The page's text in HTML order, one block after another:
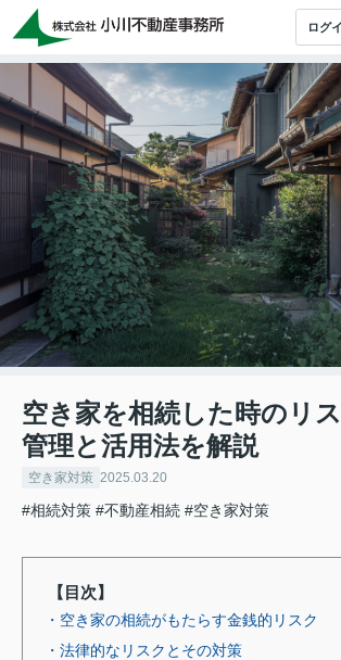
ログ
空き家を相続した時のリ
管理と活用法を解説
空き家対策 2025.03.20
#相続対策 #不動産相続 #空き家対策
【目次】
・空き家の相続がもたらす金銭的リスク
・法律的なリスクとその対策